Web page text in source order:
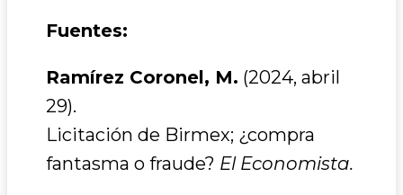
Fuentes:
Ramírez Coronel, M. (2024, abril
29).
Licitación de Birmex; ¿compra
fantasma o fraude? El Economista.